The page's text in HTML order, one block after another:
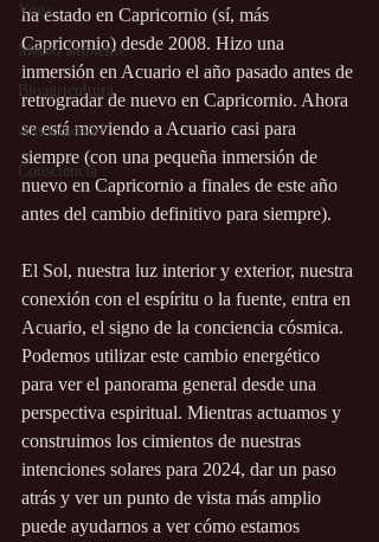
Yoga
Medio ambiente
Bioagricultura
Autocuidado
Consciencia
ha estado en Capricornio (sí, más
Capricornio) desde 2008. Hizo una
inmersión en Acuario el año pasado antes de
retrogradar de nuevo en Capricornio. Ahora
se está moviendo a Acuario casi para
siempre (con una pequeña inmersión de
nuevo en Capricornio a finales de este año
antes del cambio definitivo para siempre).
El Sol, nuestra luz interior y exterior, nuestra
conexión con el espíritu o la fuente, entra en
Acuario, el signo de la conciencia cósmica.
Podemos utilizar este cambio energético
para ver el panorama general desde una
perspectiva espiritual. Mientras actuamos y
construimos los cimientos de nuestras
intenciones solares para 2024, dar un paso
atrás y ver un punto de vista más amplio
puede ayudarnos a ver cómo estamos